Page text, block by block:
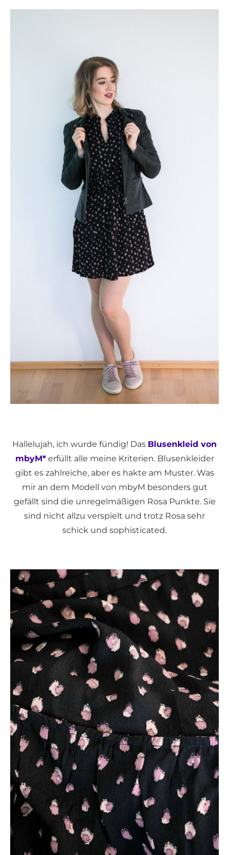
Hallelujah, ich wurde fündig! Das Blusenkleid von
mbyM*erfüllt alle meine Kriterien. Blusenkleider
gibt es zahlreiche, aber es hakte am Muster. Was
mir an dem Modell von mbyM besonders gut
gefällt sind die unregelmäßigen Rosa Punkte. Sie
sind nicht allzu verspielt und trotz Rosa sehr
schick und sophisticated.